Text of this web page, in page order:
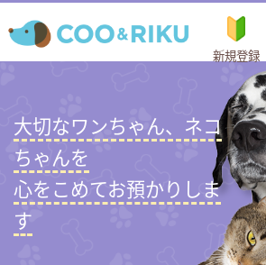
新規登録
大切なワンちゃん、ネコ
ちゃんを
心をこめてお預かりしま
す